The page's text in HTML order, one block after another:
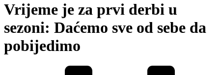
Vrijeme je za prvi derbi u
sezoni: Daćemo sve od sebe da
pobijedimo